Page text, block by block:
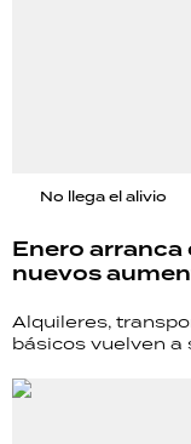
No llega el alivio
Enero
nuevos
Alquileres,
básicos vuelven